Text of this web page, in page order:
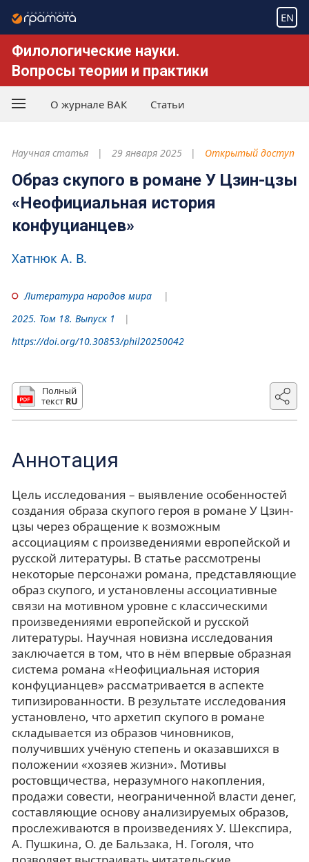
EN
Филологические науки.
Вопросы теории и практики
О журнале ВАК Статьи
Научная статья 29 января 2025 Открытый доступ
Образ скупого в романе У Цзин-цзы
«Неофициальная история
конфуцианцев»
Хатнюк А. В.
Литература народов мира
2025. Том 18. Выпуск 1
https://doi.org/10.30853/phil20250042
Полный
текст RU
Аннотация
Цель исследования – выявление особенностей
создания образа скупого героя в романе У Цзин-
цзы через обращение к возможным
ассоциациям с произведениями европейской и
русской литературы. В статье рассмотрены
некоторые персонажи романа, представляющие
образ скупого, и установлены ассоциативные
связи на мотивном уровне с классическими
произведениями европейской и русской
литературы. Научная новизна исследования
заключается в том, что в нём впервые образная
система романа «Неофициальная история
конфуцианцев» рассматривается в аспекте
типизированности. В результате исследования
установлено, что архетип скупого в романе
складывается из образов чиновников,
получивших учёную степень и оказавшихся в
положении «хозяев жизни». Мотивы
ростовщичества, неразумного накопления,
продажи совести, неограниченной власти денег,
составляющие основу анализируемых образов,
прослеживаются в произведениях У. Шекспира,
А. Пушкина, О. де Бальзака, Н. Гоголя, что